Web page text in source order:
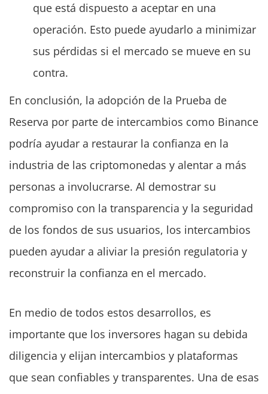
que está dispuesto a aceptar en una
operación. Esto puede ayudarlo a minimizar
sus pérdidas si el mercado se mueve en su
contra.
En conclusión, la adopción de la Prueba de
Reserva por parte de intercambios como Binance
podría ayudar a restaurar la confianza en la
industria de las criptomonedas y alentar a más
personas a involucrarse. Al demostrar su
compromiso con la transparencia y la seguridad
de los fondos de sus usuarios, los intercambios
pueden ayudar a aliviar la presión regulatoria y
reconstruir la confianza en el mercado.
En medio de todos estos desarrollos, es
importante que los inversores hagan su debida
diligencia y elijan intercambios y plataformas
que sean confiables y transparentes. Una de esas